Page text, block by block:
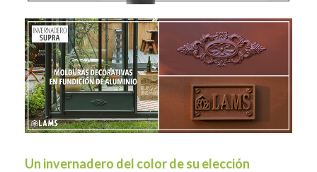
Un invernadero del color de su elección